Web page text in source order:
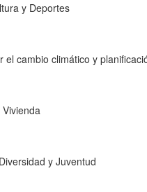
y Deportes
el cambio climático y
y Juventud